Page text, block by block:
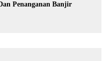
Penanganan Banjir